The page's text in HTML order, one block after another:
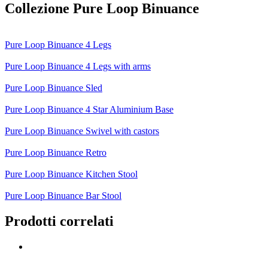
Collezione Pure Loop Binuance
Pure Loop Binuance 4 Legs
Pure Loop Binuance 4 Legs with arms
Pure Loop Binuance Sled
Pure Loop Binuance 4 Star Aluminium Base
Pure Loop Binuance Swivel with castors
Pure Loop Binuance Retro
Pure Loop Binuance Kitchen Stool
Pure Loop Binuance Bar Stool
Prodotti correlati